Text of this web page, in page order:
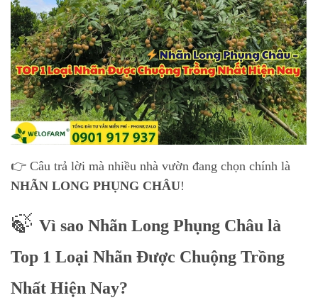
👉 Câu trả lời mà nhiều nhà vườn đang chọn chính là
NHÃN LONG PHỤNG CHÂU!
🍃 Vì sao Nhãn Long Phụng Châu là
Top 1 Loại Nhãn Được Chuộng Trồng
Nhất Hiện Nay?